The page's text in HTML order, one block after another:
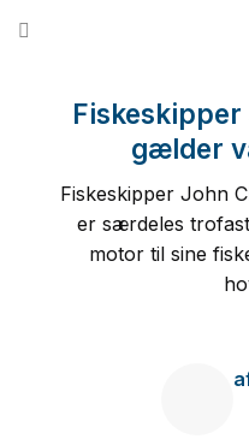
gælder
Fiskeskipper John
er særdeles
motor til sine